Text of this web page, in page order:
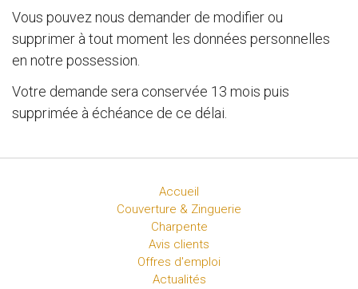
Vous pouvez nous demander de modifier ou
supprimer à tout moment les données personnelles
en notre possession.
Votre demande sera conservée 13 mois puis
supprimée à échéance de ce délai.
Accueil
Couverture & Zinguerie
Charpente
Avis clients
Offres d'emploi
Actualités